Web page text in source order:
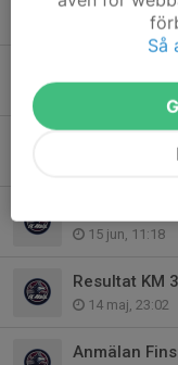
14 jul, 21:07
15 jun, 11:18
Resultat KM
14 maj, 23:02
Anmälan
Så